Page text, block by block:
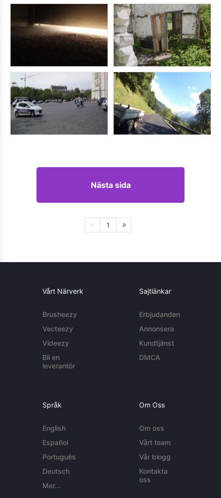
Nästa sida
1
Vårt Närverk
Brusheezy
Vecteezy
Videezy
Bli en
leverantör
Sajtlänkar
Erbjudanden
Annonsera
Kundtjänst
DMCA
Språk
English
Español
Português
Deutsch
Mer...
Om Oss
Om oss
Vårt team
Vår blogg
Kontakta
oss